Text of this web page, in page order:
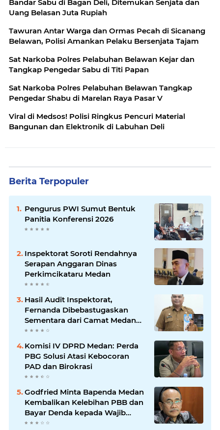
Bandar Sabu di Bagan Deli, Ditemukan Senjata dan
Uang Belasan Juta Rupiah
Tawuran Antar Warga dan Ormas Pecah di Sicanang
Belawan, Polisi Amankan Pelaku Bersenjata Tajam
Sat Narkoba Polres Pelabuhan Belawan Kejar dan
Tangkap Pengedar Sabu di Titi Papan
Sat Narkoba Polres Pelabuhan Belawan Tangkap
Pengedar Shabu di Marelan Raya Pasar V
Viral di Medsos! Polisi Ringkus Pencuri Material
Bangunan dan Elektronik di Labuhan Deli
Berita Terpopuler
Pengurus PWI Sumut Bentuk
Panitia Konferensi 2026
Inspektorat Soroti Rendahnya
Serapan Anggaran Dinas
Perkimcikataru Medan
Hasil Audit Inspektorat,
Fernanda Dibebastugaskan
Sementara dari Camat Medan
Timur
Komisi IV DPRD Medan: Perda
PBG Solusi Atasi Kebocoran
PAD dan Birokrasi
Godfried Minta Bapenda Medan
Kembalikan Kelebihan PBB dan
Bayar Denda kepada Wajib
Pajak